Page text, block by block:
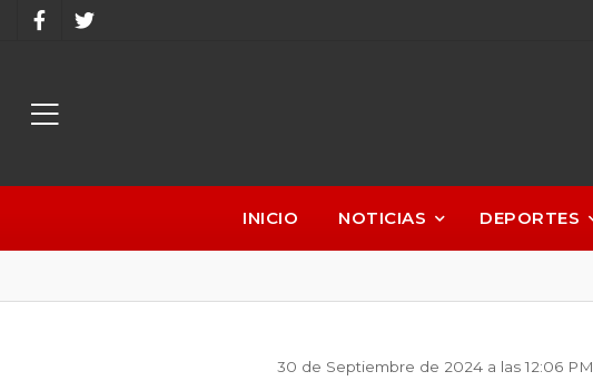
INICIO NOTICIAS DEPORTES
30 de Septiembre de 2024 a las 12:06 PM